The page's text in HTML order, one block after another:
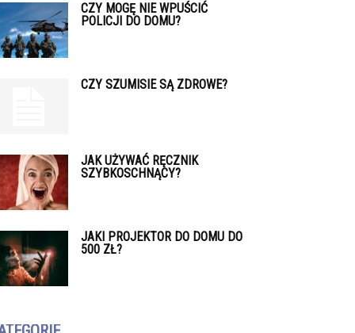
CZY MOGĘ NIE WPUŚCIĆ
POLICJI DO DOMU?
CZY SZUMISIE SĄ ZDROWE?
JAK UŻYWAĆ RĘCZNIK
SZYBKOSCHNĄCY?
JAKI PROJEKTOR DO DOMU DO
500 ZŁ?